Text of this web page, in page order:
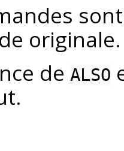
originale.
de ALSO